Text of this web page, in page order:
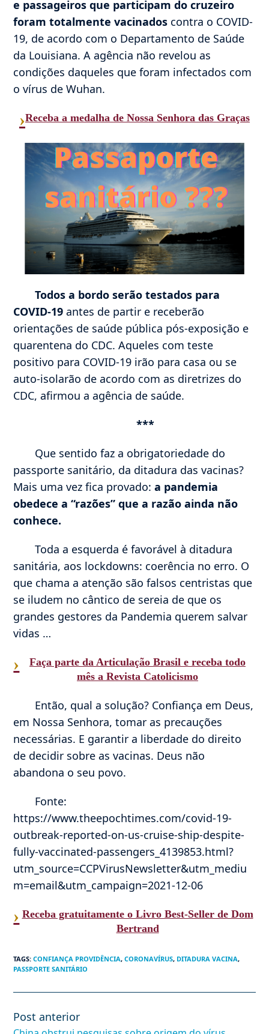
e passageiros que participam do cruzeiro
foram totalmente vacinados contra o COVID-
19, de acordo com o Departamento de Saúde
da Louisiana. A agência não revelou as
condições daqueles que foram infectados com
o vírus de Wuhan.
›Receba a medalha de Nossa Senhora das Graças
Todos a bordo serão testados para
COVID-19 antes de partir e receberão
orientações de saúde pública pós-exposição e
quarentena do CDC. Aqueles com teste
positivo para COVID-19 irão para casa ou se
auto-isolarão de acordo com as diretrizes do
CDC, afirmou a agência de saúde.
***
Que sentido faz a obrigatoriedade do
passporte sanitário, da ditadura das vacinas?
Mais uma vez fica provado:a pandemia
obedece a “razões” que a razão ainda não
conhece.
Toda a esquerda é favorável à ditadura
sanitária, aos lockdowns: coerência no erro. O
que chama a atenção são falsos centristas que
se iludem no cântico de sereia de que os
grandes gestores da Pandemia querem salvar
vidas …
›
Faça parte da Articulação Brasil e receba todo
mês a Revista Catolicismo
Então, qual a solução? Confiança em Deus,
em Nossa Senhora, tomar as precauções
necessárias. E garantir a liberdade do direito
de decidir sobre as vacinas. Deus não
abandona o seu povo.
Fonte:
https://www.theepochtimes.com/covid-19-
outbreak-reported-on-us-cruise-ship-despite-
fully-vaccinated-passengers_4139853.html?
utm_source=CCPVirusNewsletter&utm_mediu
m=email&utm_campaign=2021-12-06
› Receba gratuitamente o Livro Best-Seller de Dom
Bertrand
TAGS:CONFIANÇA PROVIDÊNCIA, CORONAVÍRUS, DITADURA VACINA,
PASSPORTE SANITÁRIO
Leia
mais
Post anterior